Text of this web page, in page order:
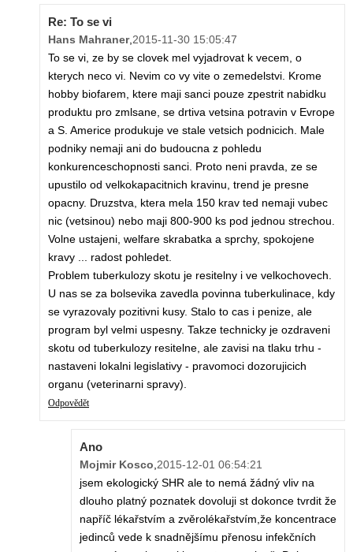
Re: To se vi
Hans Mahraner,2015-11-30 15:05:47
To se vi, ze by se clovek mel vyjadrovat k vecem, o
kterych neco vi. Nevim co vy vite o zemedelstvi. Krome
hobby biofarem, ktere maji sanci pouze zpestrit nabidku
produktu pro zmlsane, se drtiva vetsina potravin v Evrope
a S. Americe produkuje ve stale vetsich podnicich. Male
podniky nemaji ani do budoucna z pohledu
konkurenceschopnosti sanci. Proto neni pravda, ze se
upustilo od velkokapacitnich kravinu, trend je presne
opacny. Druzstva, ktera mela 150 krav ted nemaji vubec
nic (vetsinou) nebo maji 800-900 ks pod jednou strechou.
Volne ustajeni, welfare skrabatka a sprchy, spokojene
kravy ... radost pohledet.
Problem tuberkulozy skotu je resitelny i ve velkochovech.
U nas se za bolsevika zavedla povinna tuberkulinace, kdy
se vyrazovaly pozitivni kusy. Stalo to cas i penize, ale
program byl velmi uspesny. Takze technicky je ozdraveni
skotu od tuberkulozy resitelne, ale zavisi na tlaku trhu -
nastaveni lokalni legislativy - pravomoci dozorujicich
organu (veterinarni spravy).
Odpovědět
Ano
Mojmir Kosco,2015-12-01 06:54:21
jsem ekologický SHR ale to nemá žádný vliv na
dlouho platný poznatek dovoluji st dokonce tvrdit že
napříč lékařstvím a zvěrolékařstvím,že koncentrace
jedinců vede k snadnějšímu přenosu infekčních